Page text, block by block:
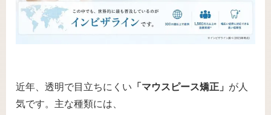
近年、透明で目立ちにくい 「マウスピース矯正」 が人
気です。主な種類には、